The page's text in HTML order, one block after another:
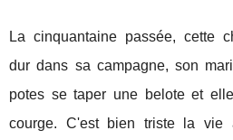
La cinquantaine passée, cette
dur dans sa campagne, son
potes se taper une belote et
courge. C'est bien triste la vie